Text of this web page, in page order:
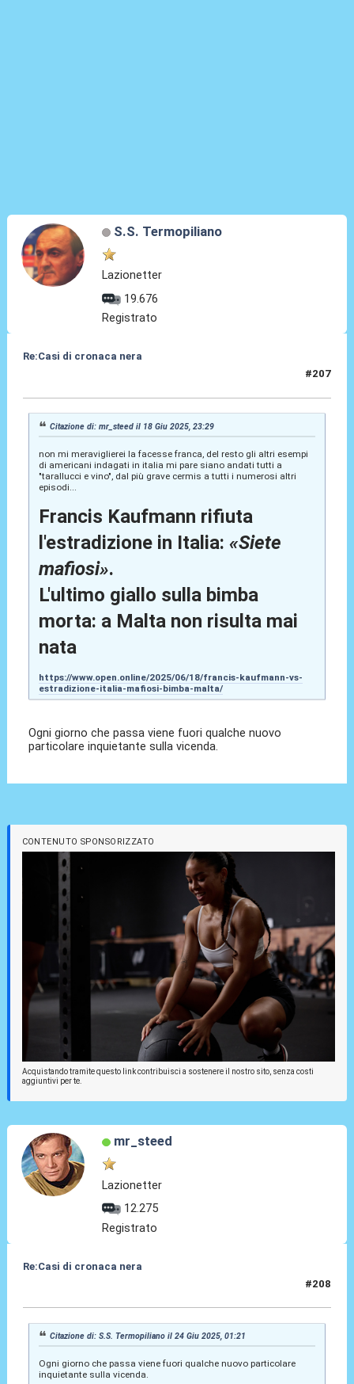
S.S. Termopiliano
Lazionetter
19.676
Registrato
Re:Casi di cronaca nera
#207
Citazione di: mr_steed il 18 Giu 2025, 23:29
non mi meraviglierei la facesse franca, del resto gli altri esempi
di americani indagati in italia mi pare siano andati tutti a
"tarallucci e vino", dal più grave cermis a tutti i numerosi altri
episodi...
Francis Kaufmann rifiuta
l'estradizione in Italia: «Siete
mafiosi».
L'ultimo giallo sulla bimba
morta: a Malta non risulta mai
nata
https://www.open.online/2025/06/18/francis-kaufmann-vs-
estradizione-italia-mafiosi-bimba-malta/
Ogni giorno che passa viene fuori qualche nuovo
particolare inquietante sulla vicenda.
CONTENUTO SPONSORIZZATO
Acquistando tramite questo link contribuisci a sostenere il nostro sito, senza costi
aggiuntivi per te.
mr_steed
Lazionetter
12.275
Registrato
Re:Casi di cronaca nera
#208
Citazione di: S.S. Termopiliano il 24 Giu 2025, 01:21
Ogni giorno che passa viene fuori qualche nuovo particolare
inquietante sulla vicenda.